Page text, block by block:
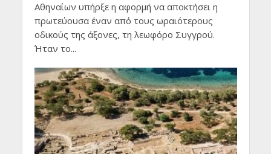
Αθηναίων υπήρξε η αφορμή να αποκτήσει η
πρωτεύουσα έναν από τους ωραιότερους
οδικούς της άξονες, τη λεωφόρο Συγγρού.
Ήταν το...